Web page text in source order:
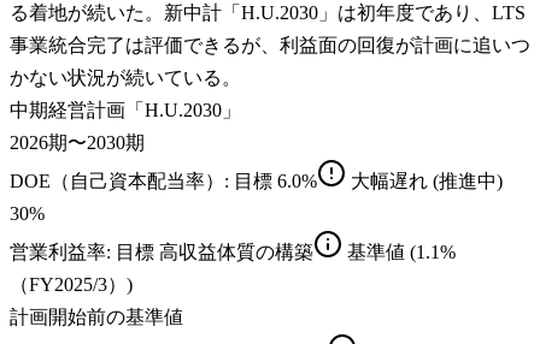
る着地が続いた。新中計「H.U.2030」は初年度であり、LTS
事業統合完了は評価できるが、利益面の回復が計画に追いつ
かない状況が続いている。
中期経営計画「H.U.2030」
2026期〜2030期
DOE（自己資本配当率） : 目標 6.0% 大幅遅れ (推進中)
30%
営業利益率: 目標 高収益体質の構築 基準値 (1.1%
（FY2025/3）)
計画開始前の基準値